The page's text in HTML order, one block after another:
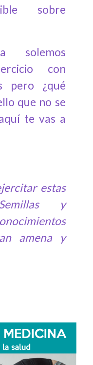
sobre
solemos
con
pero ¿qué
que no se
te vas a
estas
y
amena y